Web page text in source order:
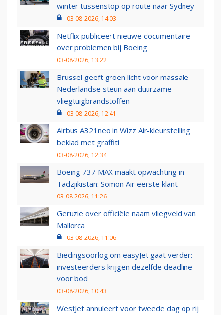
winter tussenstop op route naar Sydney
03-08-2026, 14:03
Netflix publiceert nieuwe documentaire
over problemen bij Boeing
03-08-2026, 13:22
Brussel geeft groen licht voor massale
Nederlandse steun aan duurzame
vliegtuigbrandstoffen
03-08-2026, 12:41
Airbus A321neo in Wizz Air-kleurstelling
beklad met graffiti
03-08-2026, 12:34
Boeing 737 MAX maakt opwachting in
Tadzjikistan: Somon Air eerste klant
03-08-2026, 11:26
Geruzie over officiële naam vliegveld van
Mallorca
03-08-2026, 11:06
Biedingsoorlog om easyJet gaat verder:
investeerders krijgen dezelfde deadline
voor bod
03-08-2026, 10:43
WestJet annuleert voor tweede dag op rij